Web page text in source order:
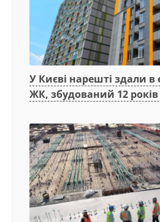
У Києві нарешті здали в
ЖК, збудований 12